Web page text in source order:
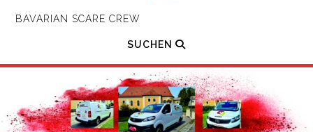
BAVARIAN SCARE CREW
SUCHEN